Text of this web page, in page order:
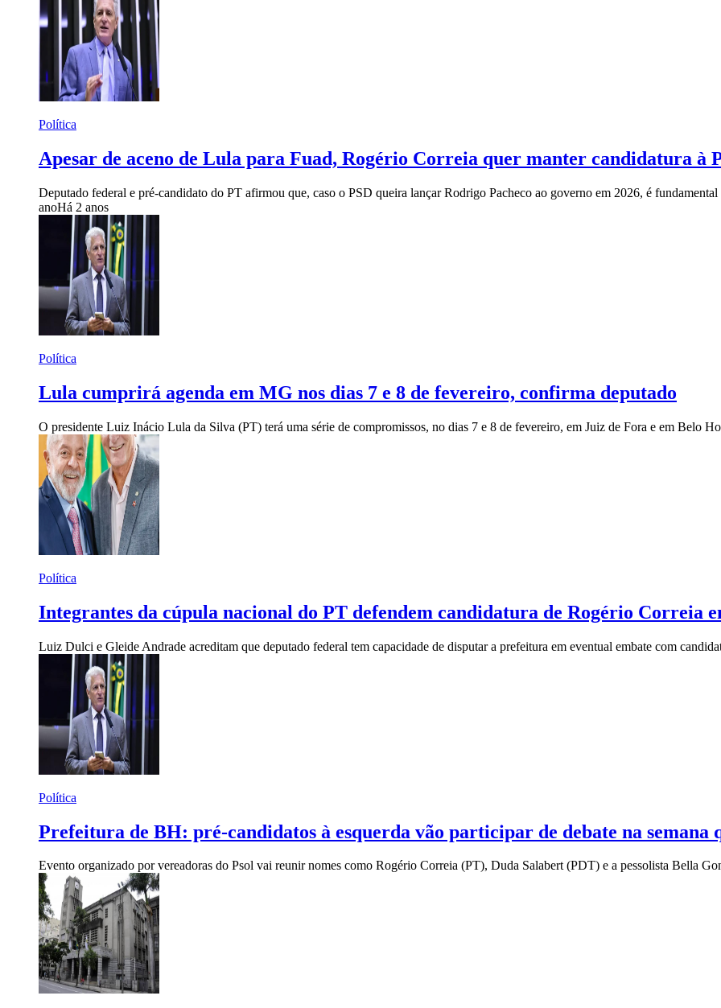
Política
Apesar de aceno de Lula para Fuad, Rogério Correia quer manter candidatura à
Deputado federal e pré-candidato do PT afirmou que, caso o PSD queira lançar Rodrigo Pacheco ao governo em 2026, é
anoHá 2 anos
Política
Lula cumprirá agenda em MG nos dias 7 e 8 de fevereiro, confirma deputado
O presidente Luiz Inácio Lula da Silva (PT) terá uma série de compromissos, no dias 7 e 8 de fevereiro, em Juiz de Fora e em Belo
Política
Integrantes da cúpula nacional do PT defendem candidatura de Rogério Correia
Luiz Dulci e Gleide Andrade acreditam que deputado federal tem capacidade de disputar a prefeitura em eventual embate com
Política
Prefeitura de BH: pré-candidatos à esquerda vão participar de debate na semana
Evento organizado por vereadoras do Psol vai reunir nomes como Rogério Correia (PT), Duda Salabert (PDT) e a pessolista Bella